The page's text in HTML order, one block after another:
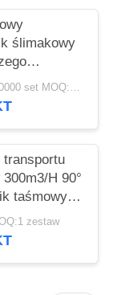
ślimakowy
w
USD 8000-20000 set MOQ:1 zestaw
transportu
H 90°
taśmowy o
zestaw